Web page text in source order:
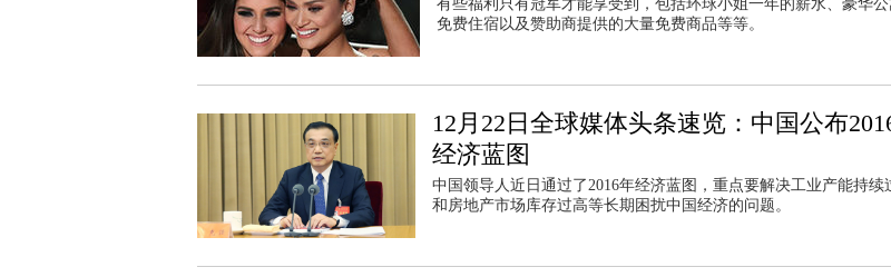
有些福利只有冠军才能享受到，包括环球小姐一年的薪水、豪华公
免费住宿以及赞助商提供的大量免费商品等等。
12月22日全球媒体头条速览：中国公布
经济蓝图
中国领导人近日通过了2016年经济蓝图，重点要解决工业产能持续
和房地产市场库存过高等长期困扰中国经济的问题。